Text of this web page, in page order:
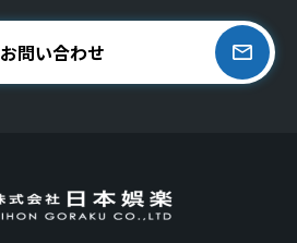
お問い合わせ